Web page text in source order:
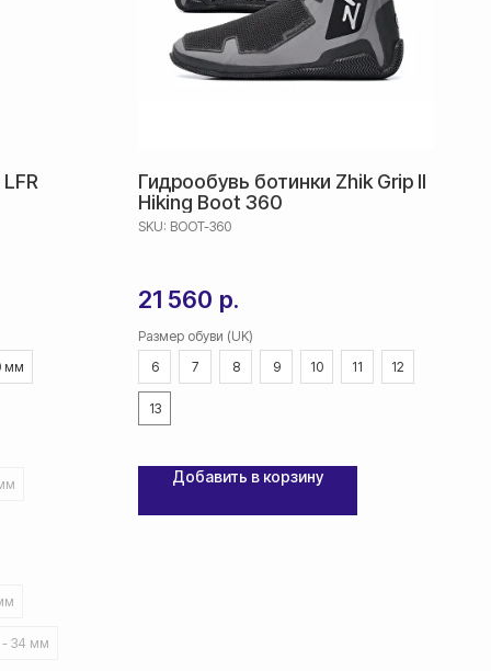
мм
- 34 мм
Гидрообувь ботинки Zhik Grip II
Hiking Boot 360
SKU: BOOT-360
21 560 р.
Размер обуви (UK)
6
7 8 9 10 11 12
13
Добавить в корзину